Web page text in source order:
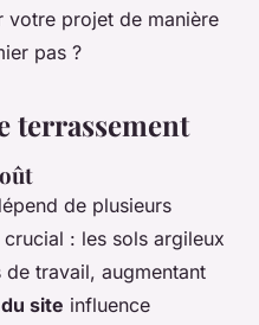
votre projet de manière
pas ?
terrassement
de plusieurs
crucial : les sols argileux
travail, augmentant
site influence